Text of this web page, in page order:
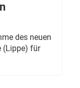
des neuen
(Lippe) für